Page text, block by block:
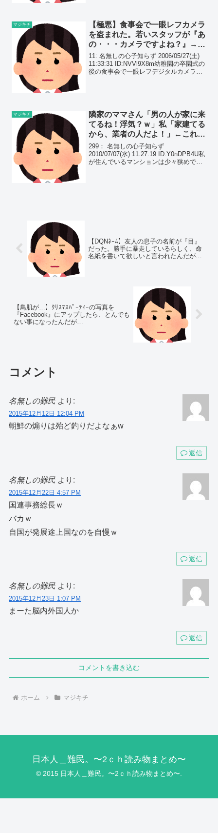
マジキチ
【極悪】食事会で一眼レフカメラ
を盗まれた。若いスタッフが『あ
の・・・カメラですよね？』→貰
った情報を頼りに泥ママに挑ん
だ。
11: 名無しの心子知らず 2006/05/27(土)
11:33:31 ID:NVVl9X8m幼稚園の卒園式の
後の食事会で一眼レフデジタルカメラを
マジキチ
隣家のママさん「男の人が家に来
てるね！浮気？ｗ」私「家建てる
から、業者の人だよ！」←これが
原因でマズい事になった…
299： 名無しの心子知らず
2010/07/07(水) 11:27:19 ID:Y0nDPB4U私
が住んでいるマンションは少々狭めで、
【DQNﾈｰﾑ】友人の息子の名前が『目』
だった。勝手に暴走しているらしく、命
名紙を書いて欲しいと言われたんだが…
【鳥肌が…】ｸﾘｽﾏｽﾊﾟｰﾃｨｰの写真を
『Facebook』にアップしたら、とんでも
ない事になったんだが…
コメント
名無しの難民 より:
2015年12月12日 12:04 PM
朝鮮の煽りは殆ど釣りだよなぁw
返信
名無しの難民 より:
2015年12月22日 4:57 PM
国連事務総長ｗ
バカｗ
自国が発展途上国なのを自慢ｗ
返信
名無しの難民 より:
2015年12月23日 1:07 PM
まーた脳内外国人か
返信
コメントを書き込む
ホーム マジキチ
日本人＿難民。〜2ｃｈ読み物まとめ〜
© 2015 日本人＿難民。〜2ｃｈ読み物まとめ〜.